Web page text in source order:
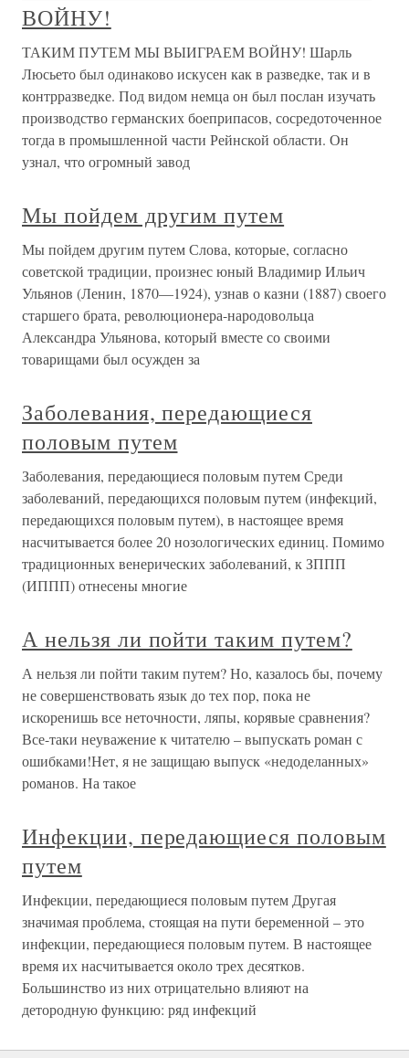
ВОЙНУ!
ТАКИМ ПУТЕМ МЫ ВЫИГРАЕМ ВОЙНУ! Шарль
Люсьето был одинаково искусен как в разведке, так и в
контрразведке. Под видом немца он был послан изучать
производство германских боеприпасов, сосредоточенное
тогда в промышленной части Рейнской области. Он
узнал, что огромный завод
Мы пойдем другим путем
Мы пойдем другим путем Слова, которые, согласно
советской традиции, произнес юный Владимир Ильич
Ульянов (Ленин, 1870—1924), узнав о казни (1887) своего
старшего брата, революционера-народовольца
Александра Ульянова, который вместе со своими
товарищами был осужден за
Заболевания, передающиеся
половым путем
Заболевания, передающиеся половым путем Среди
заболеваний, передающихся половым путем (инфекций,
передающихся половым путем), в настоящее время
насчитывается более 20 нозологических единиц. Помимо
традиционных венерических заболеваний, к ЗППП
(ИППП) отнесены многие
А нельзя ли пойти таким путем?
А нельзя ли пойти таким путем? Но, казалось бы, почему
не совершенствовать язык до тех пор, пока не
искоренишь все неточности, ляпы, корявые сравнения?
Все-таки неуважение к читателю – выпускать роман с
ошибками!Нет, я не защищаю выпуск «недоделанных»
романов. На такое
Инфекции, передающиеся половым
путем
Инфекции, передающиеся половым путем Другая
значимая проблема, стоящая на пути беременной – это
инфекции, передающиеся половым путем. В настоящее
время их насчитывается около трех десятков.
Большинство из них отрицательно влияют на
детородную функцию: ряд инфекций